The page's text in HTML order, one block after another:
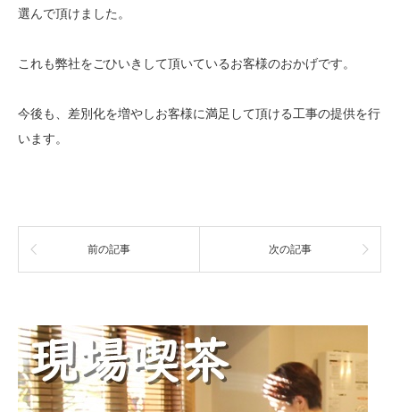
選んで頂けました。
これも弊社をごひいきして頂いているお客様のおかげです。
今後も、差別化を増やしお客様に満足して頂ける工事の提供を行
います。
前の記事 次の記事